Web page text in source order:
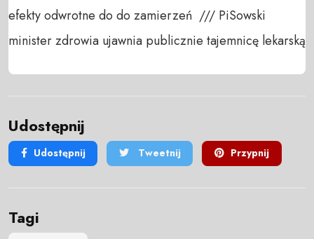
efekty odwrotne do do zamierzeń  /// PiSowski
minister zdrowia ujawnia publicznie tajemnicę lekarską
Udostępnij
Udostępnij Tweetnij Przypnij
Tagi